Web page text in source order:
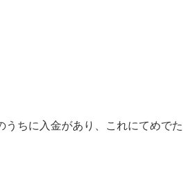
うちに入金があり、これにてめでた